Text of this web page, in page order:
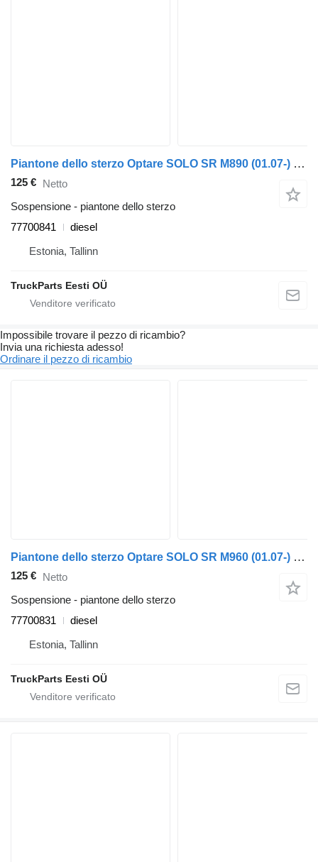
Piantone dello sterzo Optare SOLO SR M890 (01.07-) 77700841 per autobus Optare Solo Sr, Tempo, Versa, Olymus, Toro (2004-)
125 € Netto
Sospensione - piantone dello sterzo
77700841
diesel
Estonia, Tallinn
TruckParts Eesti OÜ
Impossibile trovare il pezzo di ricambio?
Invia una richiesta adesso!
Ordinare il pezzo di ricambio
Piantone dello sterzo Optare SOLO SR M960 (01.07-) 77700831 per autobus Optare Solo Sr, Tempo, Versa, Olymus, Toro (2004-)
125 € Netto
Sospensione - piantone dello sterzo
77700831
diesel
Estonia, Tallinn
TruckParts Eesti OÜ